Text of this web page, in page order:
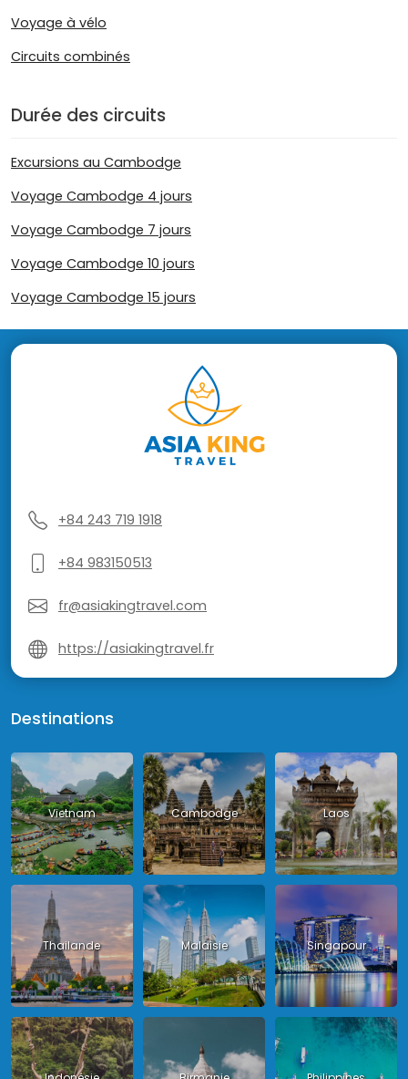
Voyage à vélo
Circuits combinés
Durée des circuits
Excursions au Cambodge
Voyage Cambodge 4 jours
Voyage Cambodge 7 jours
Voyage Cambodge 10 jours
Voyage Cambodge 15 jours
+84 243 719 1918
+84 983150513
fr@asiakingtravel.com
https://asiakingtravel.fr
Destinations
Vietnam Cambodge Laos
Thailande Malaisie Singapour